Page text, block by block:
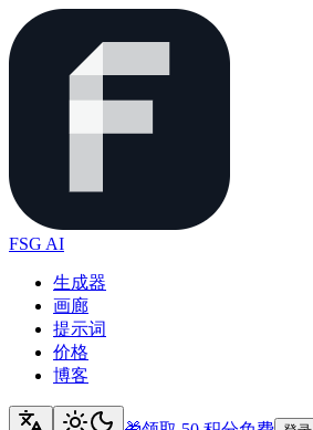
FSG AI
生成器
画廊
提示词
价格
博客